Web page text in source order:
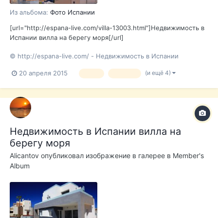
Из альбома: Фото Испании
[url="http://espana-live.com/villa-13003.html"]Недвижимость в
Испании вилла на берегу моря[/url]
© http://espana-live.com/ - Недвижимость в Испании
20 апреля 2015 (и ещё 4)
Недвижимость в Испании вилла на
берегу моря
Alicantov опубликовал изображение в галерее в Member's
Album